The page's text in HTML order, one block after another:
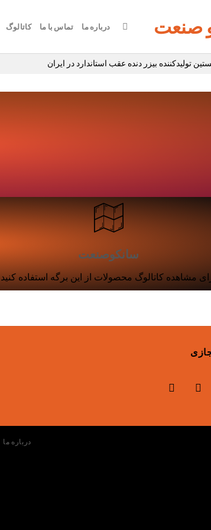
درباره ما تماس با ما کاتالوگ
تولیدکننده بیزر دنده عقب استاندارد در ایران
سانکوصنعت
مشاهده کاتالوگ محصولات از این برگه استفاده کنید
درباره ما